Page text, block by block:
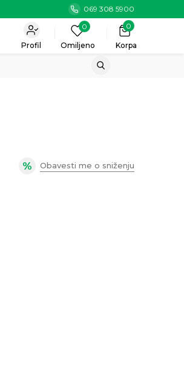
069 308 5900
Korpa
0
0
Omiljeno
Profil
Obavesti me o sniženju